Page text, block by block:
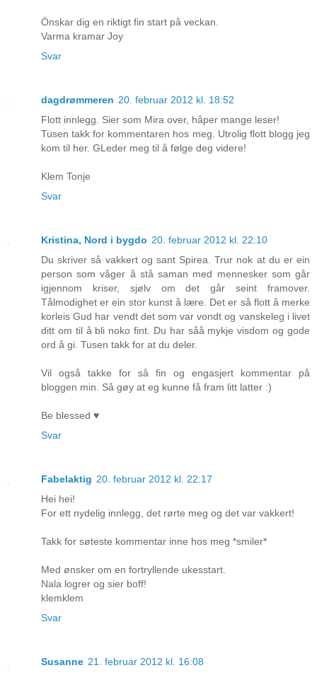
Önskar dig en riktigt fin start på veckan.
Varma kramar Joy
Svar
dagdrømmeren 20. februar 2012 kl. 18:52
Flott innlegg. Sier som Mira over, håper mange leser!
Tusen takk for kommentaren hos meg. Utrolig flott blogg jeg
kom til her. GLeder meg til å følge deg videre!
Klem Tonje
Svar
Kristina, Nord i bygdo 20. februar 2012 kl. 22:10
Du skriver så vakkert og sant Spirea. Trur nok at du er ein
person som våger å stå saman med mennesker som går
igjennom kriser, sjølv om det går seint framover.
Tålmodighet er ein stor kunst å lære. Det er så flott å merke
korleis Gud har vendt det som var vondt og vanskeleg i livet
ditt om til å bli noko fint. Du har såå mykje visdom og gode
ord å gi. Tusen takk for at du deler.
Vil også takke for så fin og engasjert kommentar på
bloggen min. Så gøy at eg kunne få fram litt latter :)
Be blessed ♥
Svar
Fabelaktig 20. februar 2012 kl. 22:17
Hei hei!
For ett nydelig innlegg, det rørte meg og det var vakkert!
Takk for søteste kommentar inne hos meg *smiler*
Med ønsker om en fortryllende ukesstart.
Nala logrer og sier boff!
klemklem
Svar
Susanne 21. februar 2012 kl. 16:08